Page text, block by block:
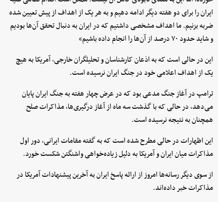
ایران را برای دو هفته دیگر ادامه دهیم و به هر یک از اهداف از پیش تعیین شده
ضربه بزنیم. ما اهداف مشخصی داشتیم که در ایران به دنبال تحقق آن‌ها بودیم
و شاید حدود ۷۰ درصد از آن‌ها را انجام داده باشیم»
این در حالی است که به اذعان کارشناسان و تحلیلگران خارجی، آمریکا به هیچ
یک از اهداف اعلامی خود در جنگ ایران نرسیده است.
ترامپ در آغاز جنگ مدعی بود که در عرض چهار هفته به جنگ ایران پایان
می‌دهد، در حالی که با گذشت سه ماه از آغاز درگیری‌ها، مذاکرات صلح
همچنان به نتیجه نرسیده است.
این اظهارات در حالی مطرح شده است که به گفته مقامات ایرانی، دور اول
مذاکرات میان ایران و آمریکا به دلیل زیاده‌خواهی واشنگتن شکست خورد.
از سوی دیگر رسانه‌ها امروز از ارائه پاسخ ایران به آخرین پیشنهادات آمریکا در
مذاکرات خبر داده‌اند.